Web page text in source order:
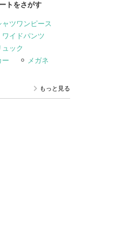
トをさがす
ャツワンピース
ワイドパンツ
ュック
ー
メガネ
もっと見る